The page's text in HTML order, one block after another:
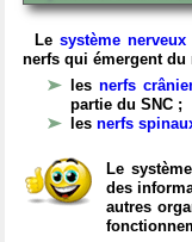
Le système
nerfs qui émergent du
les nerfs
partie du SNC ;
les nerfs
Le
des
autres